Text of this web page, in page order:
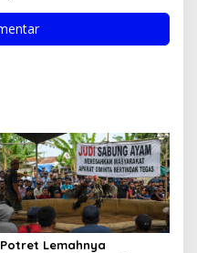
Potret Lemahnya